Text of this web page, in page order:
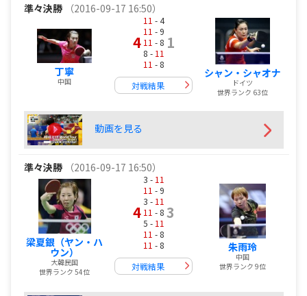
準々決勝 （2016-09-17 16:50）
丁寧
中国
4
11 - 4
11 - 9
11 - 8
8 - 11
11 - 8
1
対戦結果
シャン・シャオナ
ドイツ
世界ランク 63位
動画を見る
準々決勝 （2016-09-17 16:50）
梁夏銀（ヤン・ハ
ウン）
大韓民国
世界ランク 54位
4
3 - 11
11 - 9
3 - 11
11 - 8
5 - 11
11 - 8
11 - 8
3
対戦結果
朱雨玲
中国
世界ランク 9位